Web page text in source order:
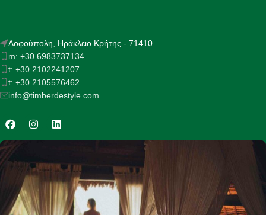
Λοφούπολη, Ηράκλειο Κρήτης - 71410
m: +30 6983737134
t: +30 2102241207
t: +30 2105576462
info@timberdestyle.com